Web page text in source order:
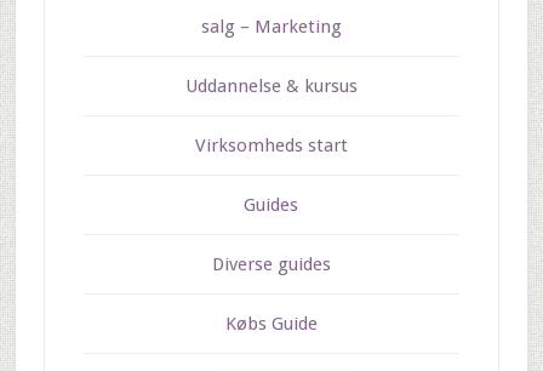
salg – Marketing
Uddannelse & kursus
Virksomheds start
Guides
Diverse guides
Købs Guide